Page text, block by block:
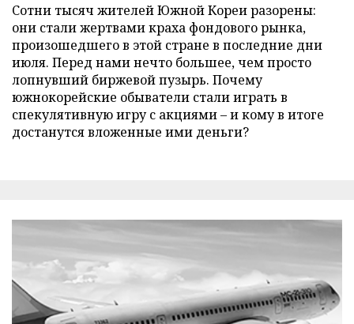
Сотни тысяч жителей Южной Кореи разорены:
они стали жертвами краха фондового рынка,
произошедшего в этой стране в последние дни
июля. Перед нами нечто большее, чем просто
лопнувший биржевой пузырь. Почему
южнокорейские обыватели стали играть в
спекулятивную игру с акциями – и кому в итоге
достанутся вложенные ими деньги?